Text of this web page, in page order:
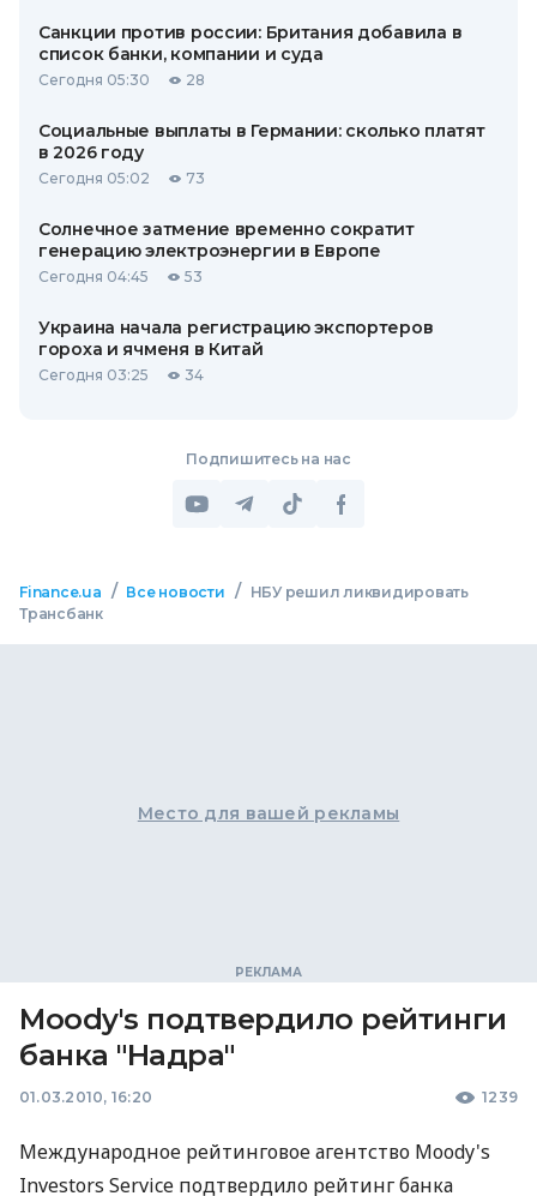
Санкции против россии: Британия добавила в
список банки, компании и суда
Сегодня 05:30 28
Социальные выплаты в Германии: сколько платят
в 2026 году
Сегодня 05:02 73
Солнечное затмение временно сократит
генерацию электроэнергии в Европе
Сегодня 04:45 53
Украина начала регистрацию экспортеров
гороха и ячменя в Китай
Сегодня 03:25 34
Подпишитесь на нас
Finance.ua / Все новости /
НБУ решил ликвидировать
Трансбанк
Место для вашей рекламы
Moody's подтвердило рейтинги
банка "Надра"
01.03.2010, 16:20 1239
Международное рейтинговое агентство Moody's
Investors Service подтвердило рейтинг банка